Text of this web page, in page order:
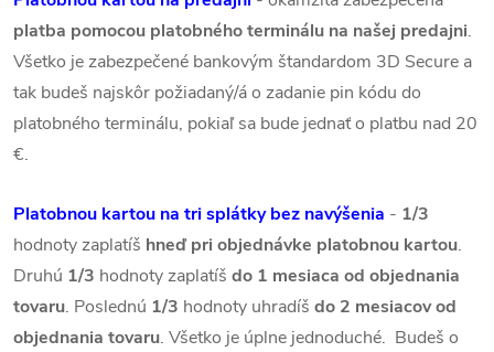
platba pomocou platobného terminálu na našej predajni.
Všetko je zabezpečené bankovým štandardom 3D Secure a
tak budeš najskôr požiadaný/á o zadanie pin kódu do
platobného terminálu, pokiaľ sa bude jednať o platbu nad 20
€.
Platobnou kartou na tri splátky bez navýšenia - 1/3
hodnoty zaplatíš hneď pri objednávke platobnou kartou.
Druhú 1/3 hodnoty zaplatíš do 1 mesiaca od objednania
tovaru. Poslednú 1/3 hodnoty uhradíš do 2 mesiacov od
objednania tovaru. Všetko je úplne jednoduché. Budeš o